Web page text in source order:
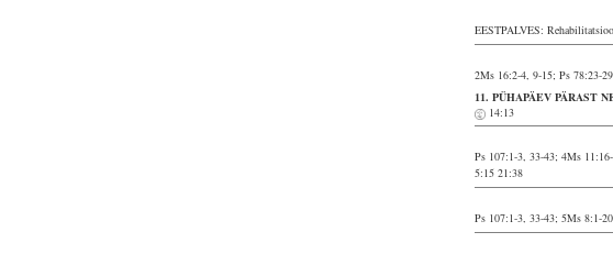
EESTPALVES:
2Ms 16:2-4, 9-15; Ps 78:23-
11. PÜHAPÄEV PÄRAST
14:13
Ps 107:1-3, 33-43; 4Ms
5:15 21:38
Ps 107:1-3, 33-43; 5Ms 8:1-